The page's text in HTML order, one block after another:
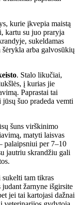
kurie įkvepia maistą
kartu su juo praryja
sukeldamas
arba galvosūkių
. Stalo likučiai,
į kurias jie
Paprastai tai
šuo pradeda vemti
šuns virškinimo
matyti laisvas
palaipsniui per 7–10
jautriu skrandžiu gali
tam tikras
judant žarnyne išgirsite
jei tai kartojasi dažnai